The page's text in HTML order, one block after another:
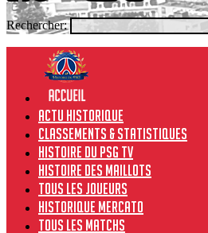
Rechercher:
Actu historique
Classements & Statistiques
Histoire du PSG TV
Histoire des maillots
Tous les joueurs
Historique Mercato
Tous les matchs